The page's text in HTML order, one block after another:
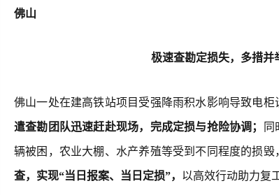
佛山
极速查勘定损失，多措并
佛山一处在建高铁站项目受强降雨积水影响导致电柜
遣查勘团队迅速赶赴现场，完成定损与抢险协调； 同
辆被困，农业大棚、水产养殖等受到不同程度的损毁
查，实现“当日报案、当日定损”， 以高效行动助力复